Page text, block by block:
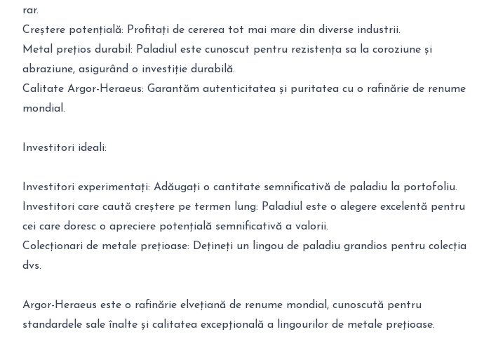
rar.
Creștere potențială: Profitați de cererea tot mai mare din diverse industrii.
Metal prețios durabil: Paladiul este cunoscut pentru rezistența sa la coroziune și
abraziune, asigurând o investiție durabilă.
Calitate Argor-Heraeus: Garantăm autenticitatea și puritatea cu o rafinărie de renume
mondial.
Investitori ideali:
Investitori experimentați: Adăugați o cantitate semnificativă de paladiu la portofoliu.
Investitori care caută creștere pe termen lung: Paladiul este o alegere excelentă pentru
cei care doresc o apreciere potențială semnificativă a valorii.
Colecționari de metale prețioase: Dețineți un lingou de paladiu grandios pentru colecția
dvs.
Argor-Heraeus este o rafinărie elvețiană de renume mondial, cunoscută pentru
standardele sale înalte și calitatea excepțională a lingourilor de metale prețioase.